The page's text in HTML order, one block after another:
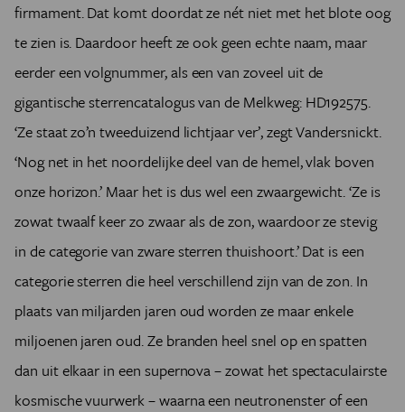
firmament. Dat komt doordat ze nét niet met het blote oog
te zien is. Daardoor heeft ze ook geen echte naam, maar
eerder een volgnummer, als een van zoveel uit de
gigantische sterrencatalogus van de Melkweg: HD192575.
‘Ze staat zo’n tweeduizend lichtjaar ver’, zegt Vandersnickt.
‘Nog net in het noordelijke deel van de hemel, vlak boven
onze horizon.’ Maar het is dus wel een zwaargewicht. ‘Ze is
zowat twaalf keer zo zwaar als de zon, waardoor ze stevig
in de categorie van zware sterren thuishoort.’ Dat is een
categorie sterren die heel verschillend zijn van de zon. In
plaats van miljarden jaren oud worden ze maar enkele
miljoenen jaren oud. Ze branden heel snel op en spatten
dan uit elkaar in een supernova – zowat het spectaculairste
kosmische vuurwerk – waarna een neutronenster of een